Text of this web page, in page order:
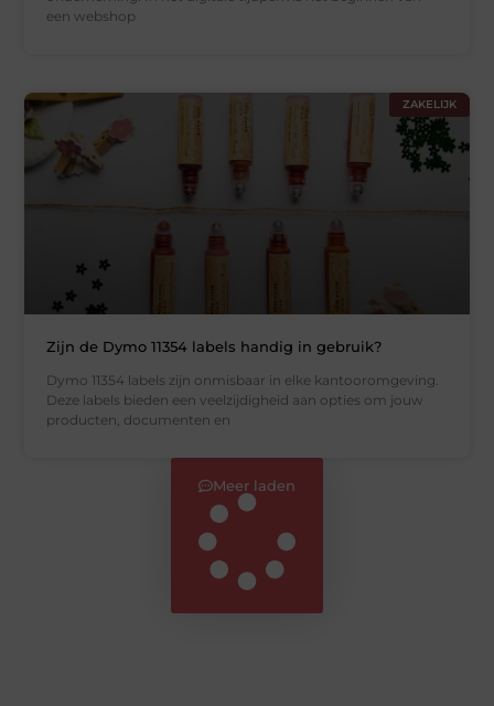
een webshop
ZAKELIJK
Zijn de Dymo 11354 labels handig in gebruik?
Dymo 11354 labels zijn onmisbaar in elke kantooromgeving.
Deze labels bieden een veelzijdigheid aan opties om jouw
producten, documenten en
Meer laden